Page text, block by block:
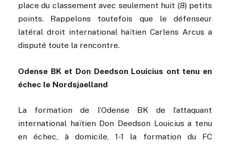
place du classement avec seulement huit (8) petits
points. Rappelons toutefois que le défenseur
latéral droit international haïtien Carlens Arcus a
disputé toute la rencontre.
Odense BK et Don Deedson Louicius ont tenu en
échec le Nordsjaelland
La formation de l’Odense BK de l’attaquant
international haïtien Don Deedson Louicius a tenu
en échec, à domicile, 1-1 la formation du FC